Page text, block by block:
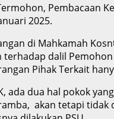
Pembacaan
2025.
di Mahkamah
dalil
Pihak Terkait
dua hal pokok
akan tetapi